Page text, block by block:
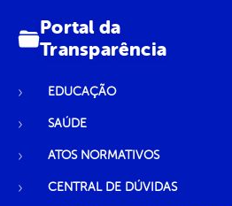
Portal da
Transparência
EDUCAÇÃO
SAÚDE
ATOS NORMATIVOS
CENTRAL DE DÚVIDAS